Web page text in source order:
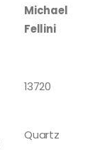
Michael
Fellini
13720
Quartz